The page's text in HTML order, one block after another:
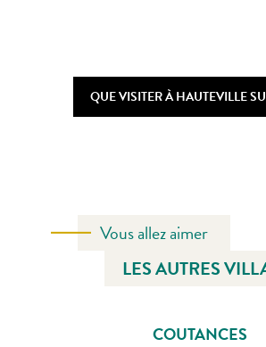
QUE VISITER À HAUTEVILLE
Vous allez aimer
LES AUTRES
COUTANCES